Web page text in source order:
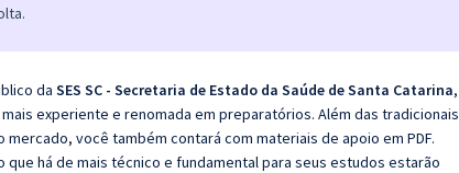
da SES SC - Secretaria de Estado da Saúde de Santa Catarina,
experiente e renomada em preparatórios. Além das tradicionais
você também contará com materiais de apoio em PDF.
há de mais técnico e fundamental para seus estudos estarão